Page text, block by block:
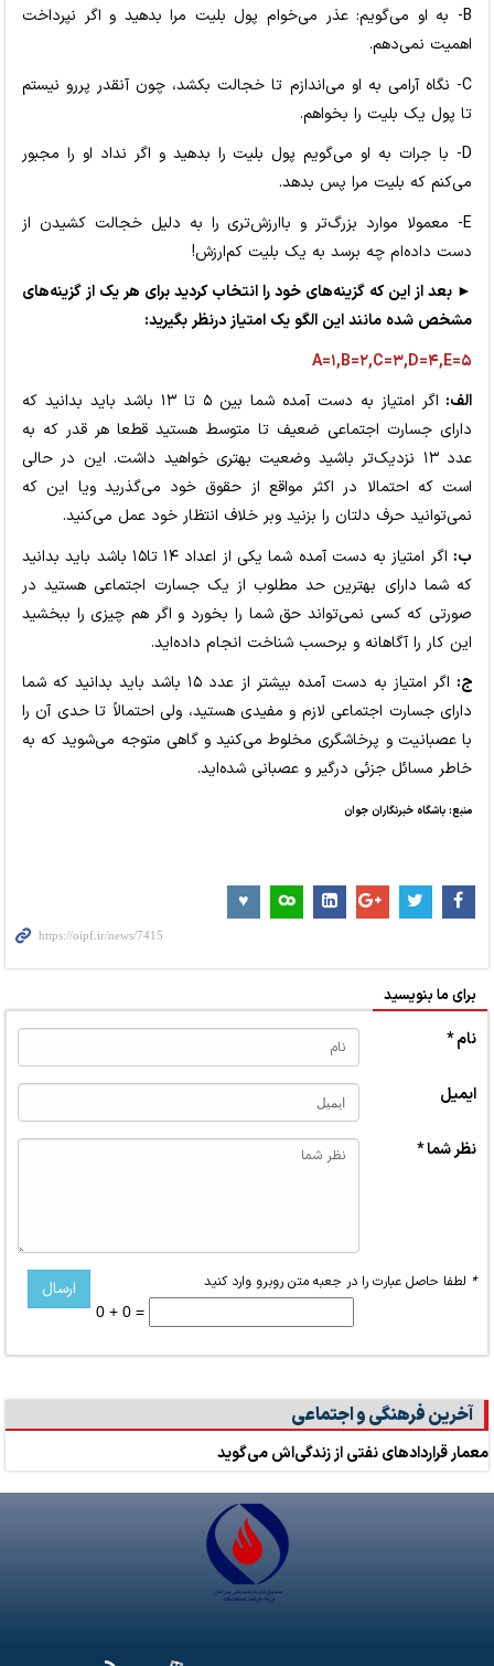
B- به او می‌گویم: عذر می‌خوام پول بلیت مرا بدهید و اگر نپرداخت
اهمیت نمی‌دهم.
C- نگاه آرامی به او می‌اندازم تا خجالت بکشد، چون آنقدر پررو نیستم
تا پول یک بلیت را بخواهم.
D- با جرات به او می‌گویم پول بلیت را بدهید و اگر نداد او را مجبور
می‌کنم که بلیت مرا پس بدهد.
E- معمولا موارد بزرگ‌تر و باارزش‌تری را به دلیل خجالت کشیدن از
دست داده‌ام چه برسد به یک بلیت کم‌ارزش!
► بعد از این که گزینه‌های خود را انتخاب کردید برای هر یک از گزینه‌های
مشخص شده مانند این الگو یک امتیاز درنظر بگیرید:
A=۱,B=۲,C=۳,D=۴,E=۵
الف:
اگر امتیاز به دست آمده شما بین ۵ تا ۱۳ باشد باید بدانید که
دارای جسارت اجتماعی ضعیف تا متوسط هستید قطعا هر قدر که به
عدد ۱۳ نزدیک‌تر باشید وضعیت بهتری خواهید داشت. این در حالی
است که احتمالا در اکثر مواقع از حقوق خود می‌گذرید ویا این که
نمی‌توانید حرف دلتان را بزنید وبر خلاف انتظار خود عمل می‌کنید.
ب:
اگر امتیاز به دست آمده شما یکی از اعداد ۱۴ تا۱۵ باشد باید بدانید
که شما دارای بهترین حد مطلوب از یک جسارت اجتماعی هستید در
صورتی که کسی نمی‌تواند حق شما را بخورد و اگر هم چیزی را ببخشید
این کار را آگاهانه و برحسب شناخت انجام داده‌اید.
ج:
اگر امتیاز به دست آمده بیشتر از عدد ۱۵ باشد باید بدانید که شما
دارای جسارت اجتماعی لازم و مفیدی هستید، ولی احتمالاً تا حدی آن را
با عصبانیت و پرخاشگری مخلوط می‌کنید و گاهی متوجه می‌شوید که به
خاطر مسائل جزئی درگیر و عصبانی شده‌اید.
منبع: باشگاه خبرنگاران جوان
برای ما بنویسید
نام *
ایمیل
نظر شما *
* لطفا حاصل عبارت را در جعبه متن روبرو وارد کنید
0 + 0 =
آخرین فرهنگی و اجتماعی
معمار قراردادهای نفتی از زندگی‌اش می‌گوید